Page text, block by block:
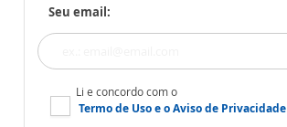
Seu email:
Li e concordo com o
Termo de Usoe oAviso de Privacidade